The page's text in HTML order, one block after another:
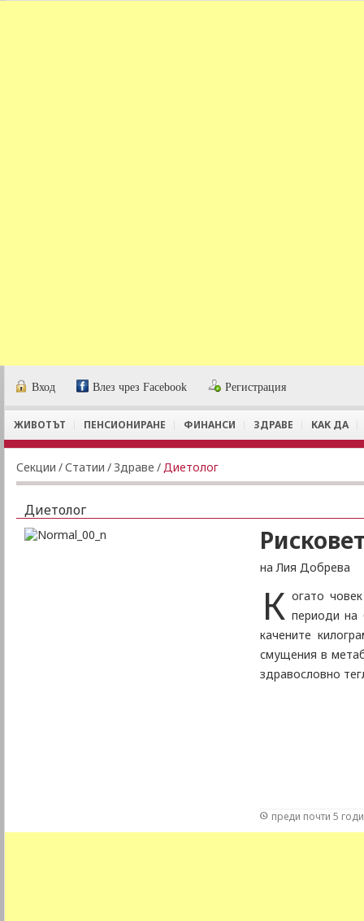
Вход Влез чрез Facebook Регистрация
ЖИВОТЪТ ПЕНСИОНИРАНЕ ФИНАНСИ ЗДРАВЕ КАК ДА
Секции /Статии / Здраве /Диетолог
Диетолог
на Лия Добрева
К огато
периоди на
качените
смущения в
здравословно
преди почти 5